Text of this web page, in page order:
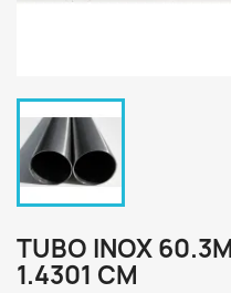
TUBO INOX
1.4301 CM